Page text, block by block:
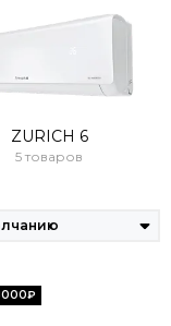
ZURICH 6
5 товаров